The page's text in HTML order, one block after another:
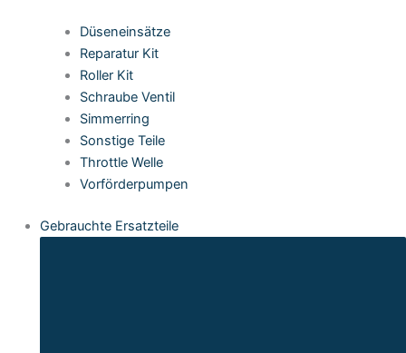
Düseneinsätze
Reparatur Kit
Roller Kit
Schraube Ventil
Simmerring
Sonstige Teile
Throttle Welle
Vorförderpumpen
Gebrauchte Ersatzteile